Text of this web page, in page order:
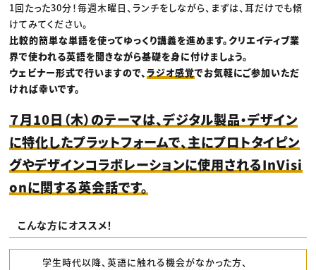
1回たった30分！毎週木曜日、ランチをしながら、まずは、耳だけでも傾
けてみてください。
比較的簡単な単語を使ってゆっくり講義を進めます。クリエイティブ業
界で使われる英語を聞きながら基礎を身に付けましょう。
ウェビナー形式で行いますので、ラジオ感覚でお気軽にご参加いただ
ければ幸いです。
７月10日（木）のテーマは、デジタル製品・デザイン
に特化したプラットフォームで、主にプロトタイピン
グやデザインコラボレーションに使用されるInVisi
onに関する英会話です。
こんな方にオススメ！
学生時代以降、英語に触れる機会がなかった方、